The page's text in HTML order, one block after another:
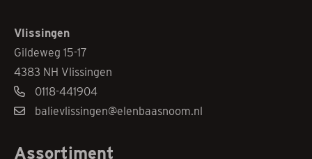
Vlissingen
Gildeweg 15-17
4383 NH Vlissingen
0118-441904
balievlissingen@elenbaasnoom.nl
Assortiment